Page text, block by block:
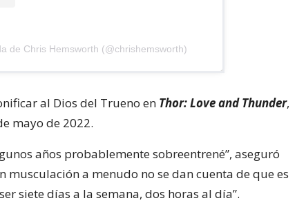
de Chris Hemsworth (@chrishemsworth)
al Dios del Trueno en Thor: Love and Thunder,
mayo de 2022.
años probablemente sobreentrené”, aseguró
musculación a menudo no se dan cuenta de que es
siete días a la semana, dos horas al día”.